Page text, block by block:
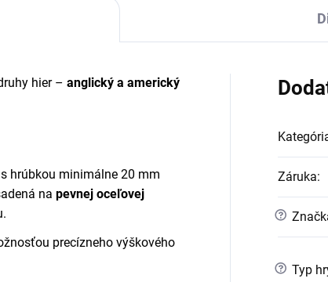
hier – anglický a americký
s hrúbkou minimálne 20 mm
na pevnej oceľovej
precízneho výškového
Záruka:
?
? Typ